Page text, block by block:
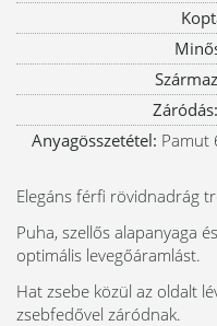
Záródás:
Anyagösszetétel: Pamut
Elegáns férfi rövidnadrág
Puha, szellős alapanyaga
optimális levegőáramlást.
Hat zsebe közül az oldalt
zsebfedővel záródnak.